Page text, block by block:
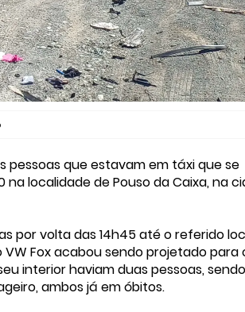
que estavam em táxi que se
localidade de Pouso da Caixa, na
por volta das 14h45 até o referido
Fox acabou sendo projetado para
interior haviam duas pessoas,
ambos já em óbitos.